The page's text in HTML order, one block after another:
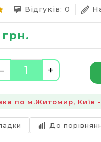
Відгуків: 0
+
по м.Житомир, Київ
До